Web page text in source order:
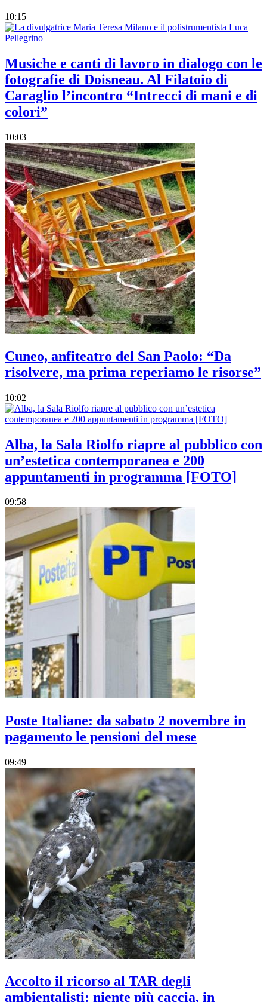
10:15
Musiche e canti di lavoro in dialogo con le
fotografie di Doisneau. Al Filatoio di
Caraglio l’incontro “Intrecci di mani e di
colori”
10:03
Cuneo, anfiteatro del San Paolo: “Da
risolvere, ma prima reperiamo le risorse”
10:02
Alba, la Sala Riolfo riapre al pubblico con
un’estetica contemporanea e 200
appuntamenti in programma [FOTO]
09:58
Poste Italiane: da sabato 2 novembre in
pagamento le pensioni del mese
09:49
Accolto il ricorso al TAR degli
ambientalisti: niente più caccia, in